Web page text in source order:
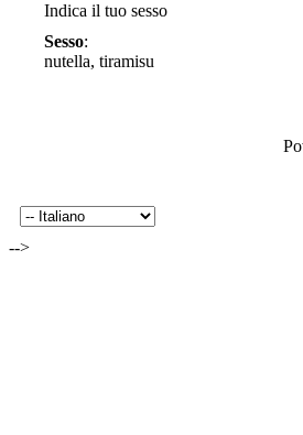
Indica il tuo sesso
Sesso:
nutella, tiramisu
-->